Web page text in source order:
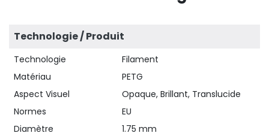
Technologie / Produit
Technologie
Filament
Matériau
PETG
Aspect Visuel
Opaque, Brillant, Translucide
Normes
EU
Diamètre
1.75 mm